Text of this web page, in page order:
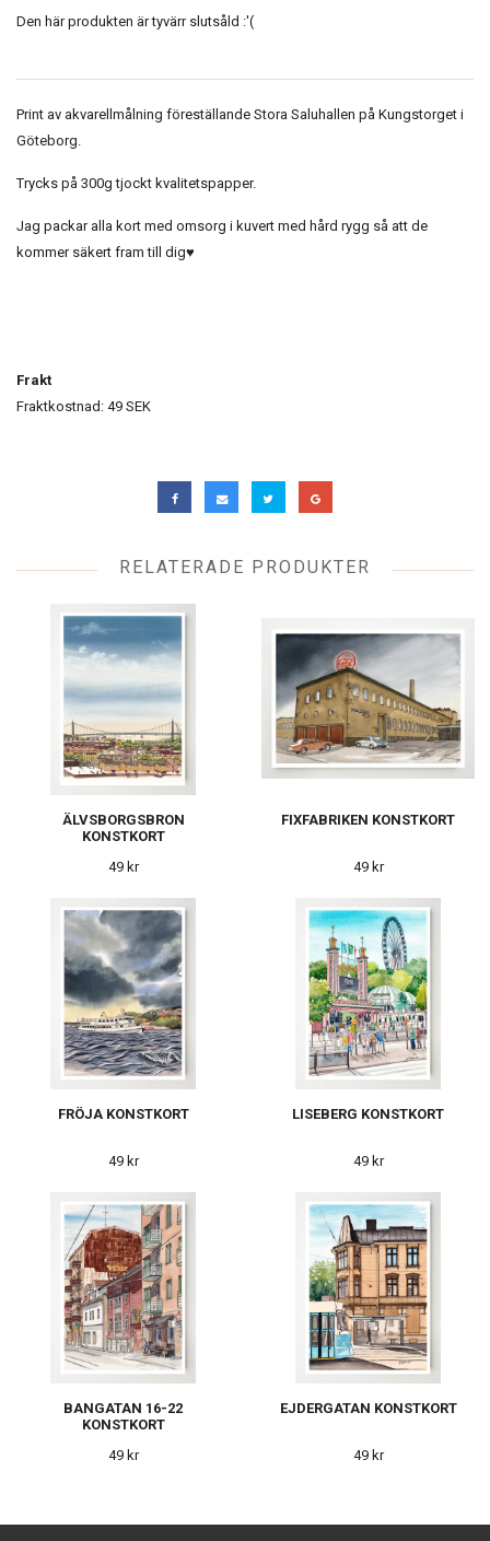
Den här produkten är tyvärr slutsåld :'(
Print av akvarellmålning föreställande Stora Saluhallen på Kungstorget i
Göteborg.
Trycks på 300g tjockt kvalitetspapper.
Jag packar alla kort med omsorg i kuvert med hård rygg så att de
kommer säkert fram till dig♥︎
Frakt
Fraktkostnad: 49 SEK
RELATERADE PRODUKTER
ÄLVSBORGSBRON
KONSTKORT
49 kr
FIXFABRIKEN KONSTKORT
49 kr
FRÖJA KONSTKORT
49 kr
LISEBERG KONSTKORT
49 kr
BANGATAN 16-22
KONSTKORT
49 kr
EJDERGATAN KONSTKORT
49 kr